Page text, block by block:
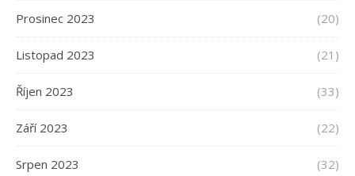
Prosinec 2023 (20)
Listopad 2023 (21)
Říjen 2023 (33)
Září 2023 (22)
Srpen 2023 (32)